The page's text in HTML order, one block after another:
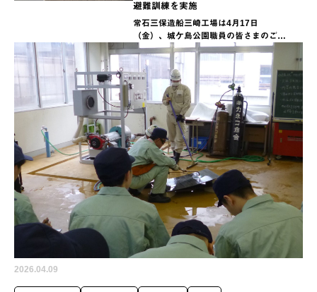
避難訓練を実施
常石三保造船三崎工場は4月17日
（金）、城ケ島公園職員の皆さまのご協
力のもと、南海トラフ地震発生により大
津波警報が発令されたケースを想定した
避難訓練を実施しました。
2026.04.09